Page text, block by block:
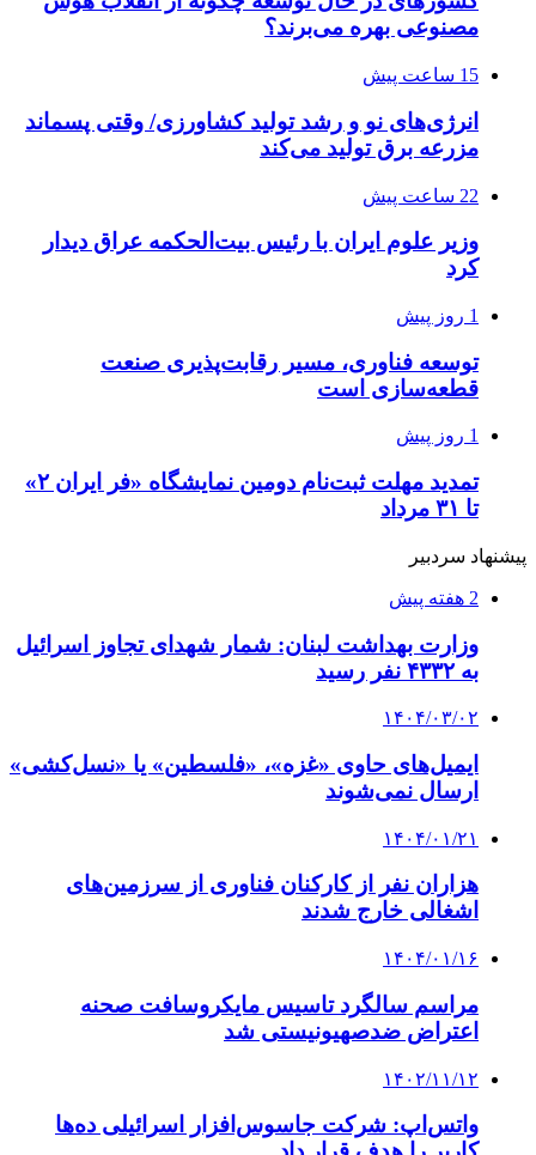
مصنوعی بهره می‌برند؟
15 ساعت پیش
انرژی‌های نو و رشد تولید کشاورزی/ وقتی پسماند
مزرعه‌ برق تولید می‌کند
22 ساعت پیش
وزیر علوم ایران با رئیس بیت‌الحکمه عراق دیدار
کرد
1 روز پیش
توسعه فناوری، مسیر رقابت‌پذیری صنعت
قطعه‌سازی است
1 روز پیش
تمدید مهلت ثبت‌نام دومین نمایشگاه «فر ایران ۲»
تا ۳۱ مرداد
پیشنهاد سردبیر
2 هفته پیش
وزارت بهداشت لبنان: شمار شهدای تجاوز اسرائیل
به ۴۳۳۲ نفر رسید
۱۴۰۴/۰۳/۰۲
ایمیل‌های حاوی «غزه»، «فلسطین» یا «نسل‌کشی»
ارسال نمی‌شوند
۱۴۰۴/۰۱/۲۱
هزاران نفر از کارکنان فناوری از سرزمین‌های
اشغالی خارج شدند
۱۴۰۴/۰۱/۱۶
مراسم سالگرد تاسیس مایکروسافت صحنه
اعتراض ضدصهیونیستی شد
۱۴۰۲/۱۱/۱۲
واتس‌اپ: شرکت جاسوس‌افزار اسرائیلی ده‌ها